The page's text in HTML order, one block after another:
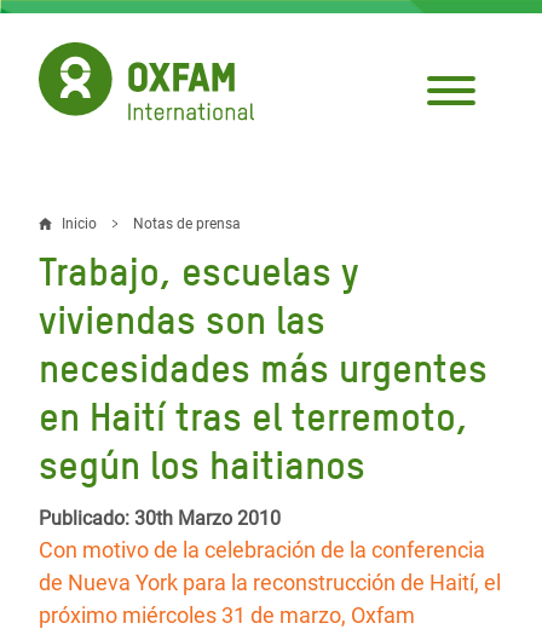
Pasar
contenido
principal
Sobrescribir
enlaces
de
ayuda
a
la
navegación
Inicio Notas de prensa
Trabajo, escuelas y
viviendas son las
necesidades más urgentes
en Haití tras el terremoto,
según los haitianos
Publicado: 30th Marzo 2010
Con motivo de la celebración de la conferencia
de Nueva York para la reconstrucción de Haití, el
próximo miércoles 31 de marzo, Oxfam